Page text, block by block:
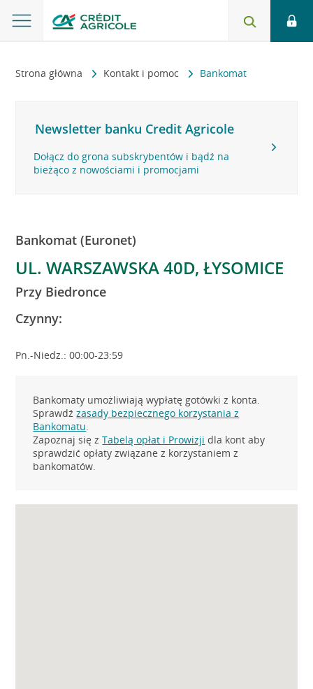
Strona główna Kontakt i pomoc Bankomat
Newsletter banku Credit Agricole
Dołącz do grona subskrybentów i bądź na
bieżąco z nowościami i promocjami
Bankomat (Euronet)
UL. WARSZAWSKA 40D, ŁYSOMICE
Przy Biedronce
Czynny:
Pn.-Niedz.: 00:00-23:59
Bankomaty umożliwiają wypłatę gotówki z konta.
Sprawdźzasady bezpiecznego korzystania z
Bankomatu.
Zapoznaj się zTabelą opłat i Prowizji dla kont aby
sprawdzić opłaty związane z korzystaniem z
bankomatów.